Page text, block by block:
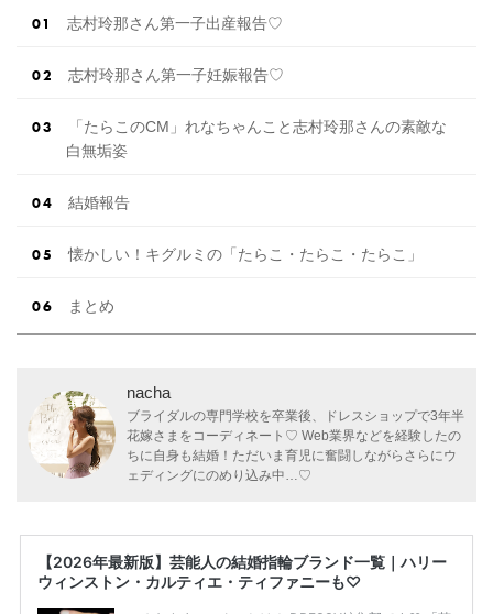
志村玲那さん第一子出産報告♡
志村玲那さん第一子妊娠報告♡
「たらこのCM」れなちゃんこと志村玲那さんの素敵な
白無垢姿
結婚報告
懐かしい！キグルミの「たらこ・たらこ・たらこ」
まとめ
nacha
ブライダルの専門学校を卒業後、ドレスショップで3年半
花嫁さまをコーディネート♡ Web業界などを経験したの
ちに自身も結婚！ただいま育児に奮闘しながらさらにウ
ェディングにのめり込み中…♡
【2026年最新版】芸能人の結婚指輪ブランド一覧｜ハリー
ウィンストン・カルティエ・ティファニーも♡